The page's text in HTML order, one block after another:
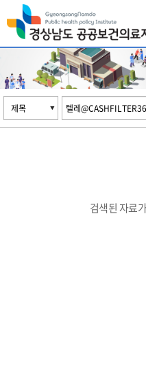
검색된 자료